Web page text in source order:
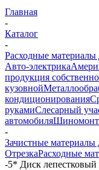
Главная
-
Каталог
-
Расходные материалы
Авто-электрика
продукция
кузовной
кондиционирования
рукамиСлесарный
автомобиля
-
Зачистные материалы
ОтрезкаРасходные
-5* Диск